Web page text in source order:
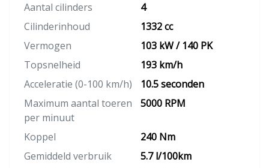
Aantal cilinders
4
Cilinderinhoud
1332 cc
Vermogen
103 kW / 140 PK
Topsnelheid
193 km/h
Acceleratie (0-100 km/h)
10.5 seconden
Maximum aantal toeren
per minuut
5000 RPM
Koppel
240 Nm
Gemiddeld verbruik
5.7 l/100km